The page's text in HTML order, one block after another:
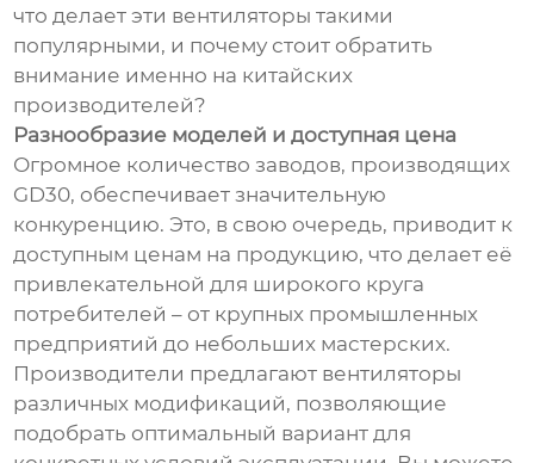
что делает эти вентиляторы такими
популярными, и почему стоит обратить
внимание именно на китайских
производителей?
Разнообразие моделей и доступная цена
Огромное количество заводов, производящих
GD30, обеспечивает значительную
конкуренцию. Это, в свою очередь, приводит к
доступным ценам на продукцию, что делает её
привлекательной для широкого круга
потребителей – от крупных промышленных
предприятий до небольших мастерских.
Производители предлагают вентиляторы
различных модификаций, позволяющие
подобрать оптимальный вариант для